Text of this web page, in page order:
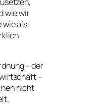
wie wir
wie als
– der
–
nicht